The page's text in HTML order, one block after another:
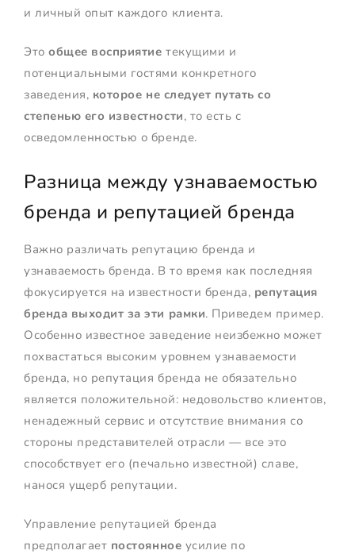
и личный опыт каждого клиента.
Этообщее восприятие текущими и
потенциальными гостями конкретного
заведения, которое не следует путать со
степенью его известности, то есть с
осведомленностью о бренде.
Разница между узнаваемостью
бренда и репутацией бренда
Важно различать репутацию бренда и
узнаваемость бренда. В то время как последняя
фокусируется на известности бренда, репутация
бренда выходит за эти рамки. Приведем пример.
Особенно известное заведение неизбежно может
похвастаться высоким уровнем узнаваемости
бренда, но репутация бренда не обязательно
является положительной: недовольство клиентов,
ненадежный сервис и отсутствие внимания со
стороны представителей отрасли — все это
способствует его (печально известной) славе,
нанося ущерб репутации.
Управление репутацией бренда
предполагает постоянное усилие по